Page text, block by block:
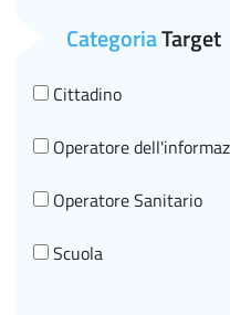
CategoriaTarget
Cittadino
Operatore
Operatore Sanitario
Scuola